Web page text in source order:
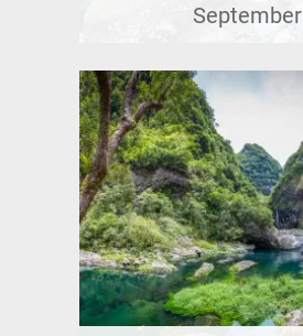
September